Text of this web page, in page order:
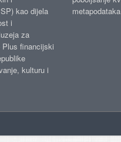
kao dijela
i
za
Plus financijski
kulturu i